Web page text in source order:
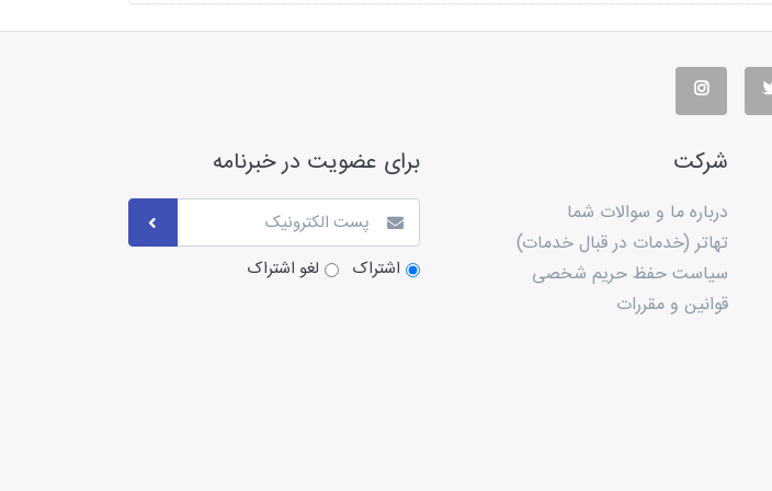
شرکت
درباره ما و سوالات شما
تهاتر (خدمات در قبال خدمات)
سیاست حفظ حریم شخصی
قوانین و مقررات
برای عضویت در خبرنامه
اشتراک لغو اشتراک